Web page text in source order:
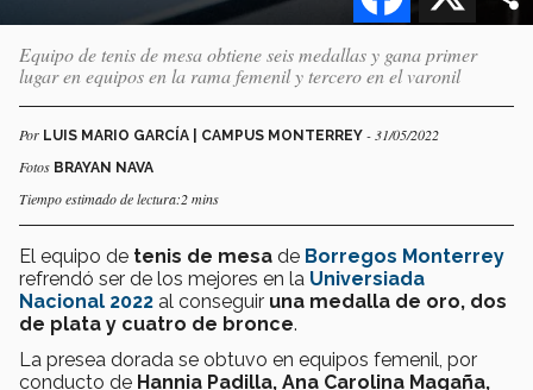
Equipo de tenis de mesa obtiene seis medallas y gana primer
lugar en equipos en la rama femenil y tercero en el varonil
Por LUIS MARIO GARCÍA | CAMPUS MONTERREY - 31/05/2022
Fotos BRAYAN NAVA
Tiempo estimado de lectura:2 mins
El equipo de tenis de mesa de Borregos Monterrey
refrendó ser de los mejores en la Universiada
Nacional 2022 al conseguir una medalla de oro, dos
de plata y cuatro de bronce.
La presea dorada se obtuvo en equipos femenil, por
conducto de Hannia Padilla, Ana Carolina Magaña,